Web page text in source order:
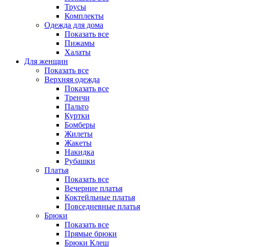
Трусы
Комплекты
Одежда для дома
Показать все
Пижамы
Халаты
Для женщин
Показать все
Верхняя одежда
Показать все
Тренчи
Пальто
Куртки
Бомберы
Жилеты
Жакеты
Накидка
Рубашки
Платья
Показать все
Вечерние платья
Коктейльные платья
Повседневные платья
Брюки
Показать все
Прямые брюки
Брюки Клеш